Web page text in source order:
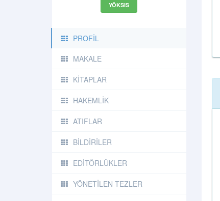
YÖKSIS
PROFİL
MAKALE
KİTAPLAR
HAKEMLİK
ATIFLAR
BİLDİRİLER
EDİTÖRLÜKLER
YÖNETİLEN TEZLER